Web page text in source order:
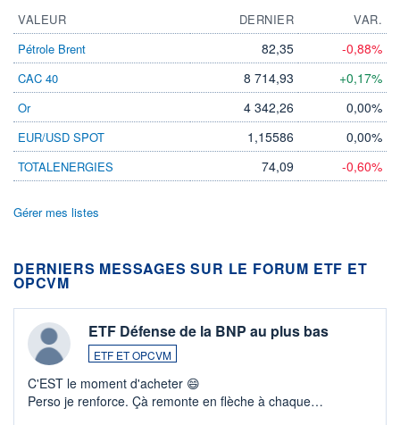
VALEUR DERNIER
VAR.
Pétrole Brent
82,35 -0,88%
CAC 40 8 714,93 +0,17%
Or 4 342,26 0,00%
EUR/USD SPOT 1,15586 0,00%
TOTALENERGIES 74,09 -0,60%
Gérer mes listes
DERNIERS MESSAGES SUR LE FORUM ETF ET
OPCVM
ETF Défense de la BNP au plus bas
ETF ET OPCVM
C'EST le moment d'acheter 😄​
Perso je renforce. Çà remonte en flèche à chaque